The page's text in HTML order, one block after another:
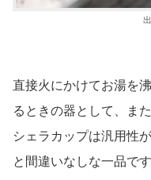
直接火にかけてお湯を
るときの器として、ま
シェラカップは汎用性
と間違いなしな一品です